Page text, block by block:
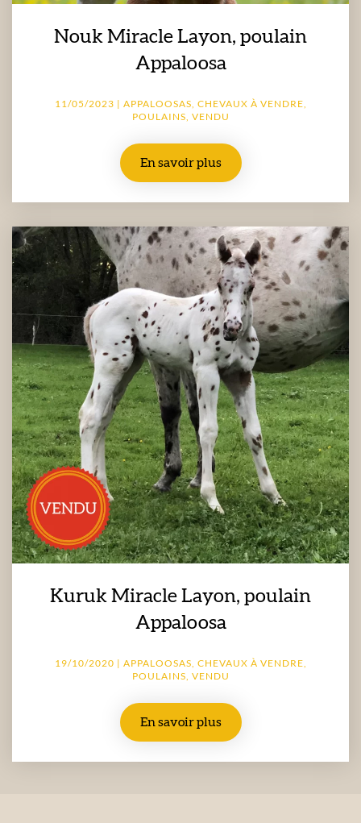
Nouk Miracle Layon, poulain
Appaloosa
11/05/2023 | APPALOOSAS, CHEVAUX À VENDRE,
POULAINS, VENDU
En savoir plus
Kuruk Miracle Layon, poulain
Appaloosa
19/10/2020 | APPALOOSAS, CHEVAUX À VENDRE,
POULAINS, VENDU
En savoir plus